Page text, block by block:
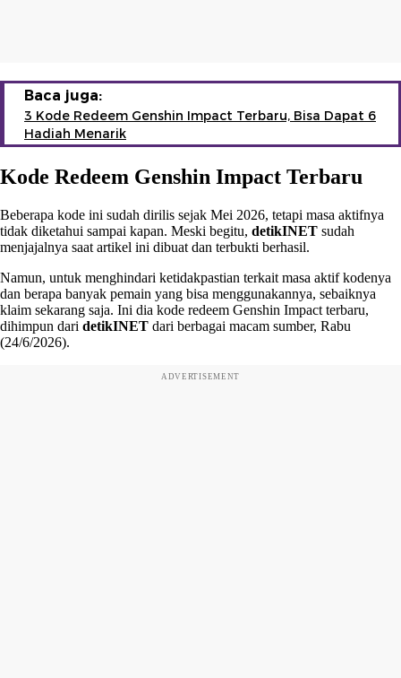
Baca juga:
3 Kode Redeem Genshin Impact Terbaru, Bisa Dapat 6
Hadiah Menarik
Kode Redeem Genshin Impact Terbaru
Beberapa kode ini sudah dirilis sejak Mei 2026, tetapi masa aktifnya
tidak diketahui sampai kapan. Meski begitu, detikINET sudah
menjajalnya saat artikel ini dibuat dan terbukti berhasil.
Namun, untuk menghindari ketidakpastian terkait masa aktif kodenya
dan berapa banyak pemain yang bisa menggunakannya, sebaiknya
klaim sekarang saja. Ini dia kode redeem Genshin Impact terbaru,
dihimpun dari detikINET dari berbagai macam sumber, Rabu
(24/6/2026).
ADVERTISEMENT